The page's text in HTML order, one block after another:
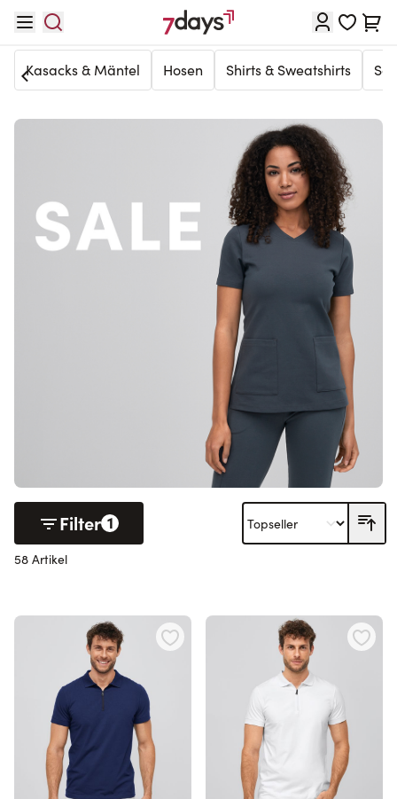
Kasacks & Mäntel Hosen Shirts & Sweatshirts
Filter 1
58 Artikel